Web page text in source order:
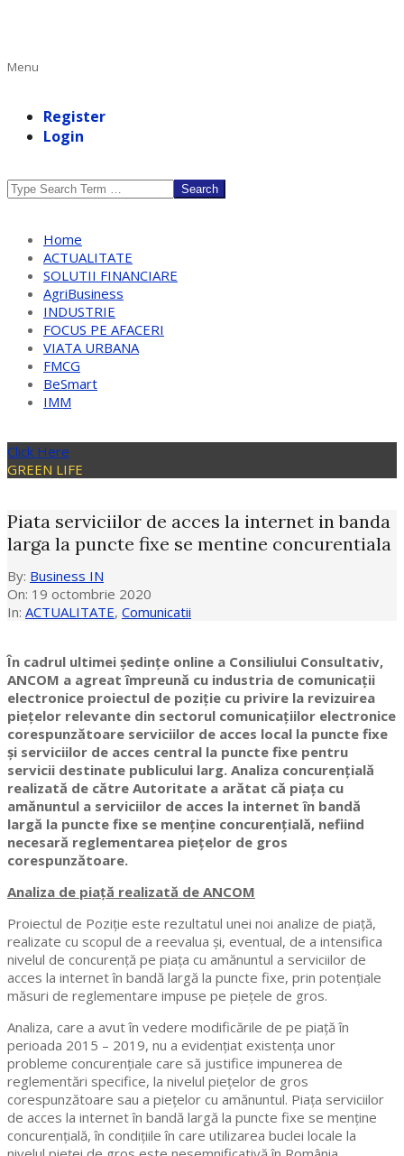
Primary
Menu
Register
Login
Search
Home
ACTUALITATE
SOLUTII FINANCIARE
AgriBusiness
INDUSTRIE
FOCUS PE AFACERI
VIATA URBANA
FMCG
BeSmart
IMM
Click Here
GREEN LIFE
Piata serviciilor de acces la internet in banda
larga la puncte fixe se mentine concurentiala
By: Business IN
On: 19 octombrie 2020
In: ACTUALITATE, Comunicatii
În cadrul ultimei ședințe online a Consiliului Consultativ,
ANCOM a agreat împreună cu industria de comunicaţii
electronice proiectul de poziție cu privire la revizuirea
pieţelor relevante din sectorul comunicaţiilor electronice
corespunzătoare serviciilor de acces local la puncte fixe
şi serviciilor de acces central la puncte fixe pentru
servicii destinate publicului larg. Analiza concurenţială
realizată de către Autoritate a arătat că piața cu
amănuntul a serviciilor de acces la internet în bandă
largă la puncte fixe se menține concurențială, nefiind
necesară reglementarea piețelor de gros
corespunzătoare.
Analiza de piață realizată de ANCOM
Proiectul de Poziție este rezultatul unei noi analize de piață,
realizate cu scopul de a reevalua și, eventual, de a intensifica
nivelul de concurență pe piața cu amănuntul a serviciilor de
acces la internet în bandă largă la puncte fixe, prin potenţiale
măsuri de reglementare impuse pe piețele de gros.
Analiza, care a avut în vedere modificările de pe piață în
perioada 2015 – 2019, nu a evidențiat existența unor
probleme concurențiale care să justifice impunerea de
reglementări specifice, la nivelul piețelor de gros
corespunzătoare sau a piețelor cu amănuntul. Piața serviciilor
de acces la internet în bandă largă la puncte fixe se menține
concurențială, în condițiile în care utilizarea buclei locale la